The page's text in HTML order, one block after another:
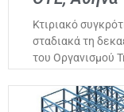
Κτιριακό
σταδιακά τη
του Οργανισμού